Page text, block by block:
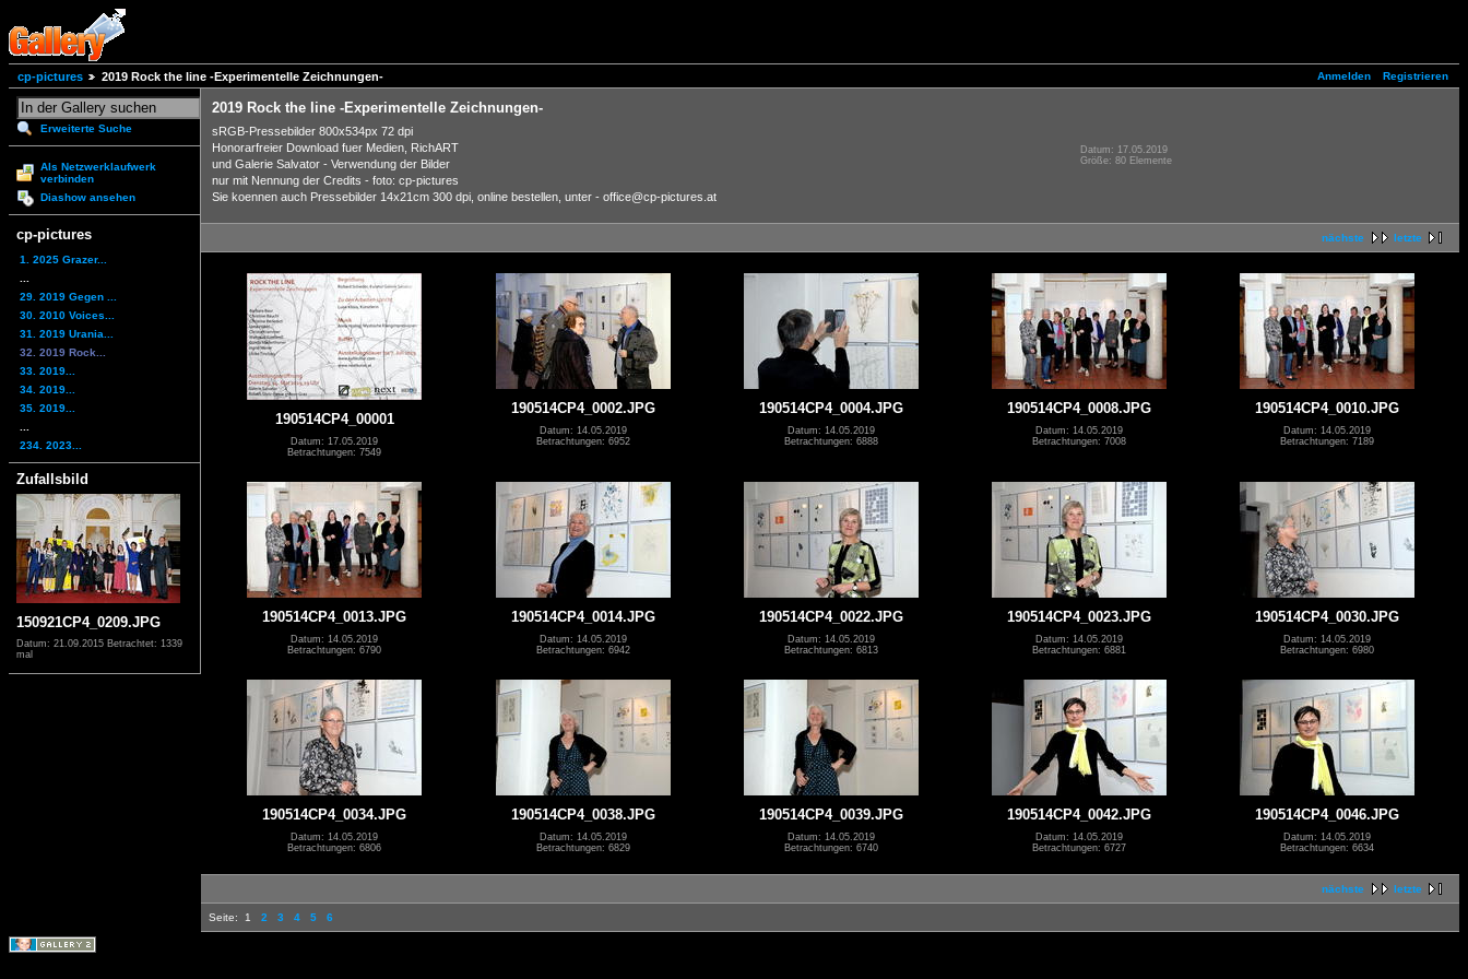
Anmelden Registrieren
cp-pictures 2019 Rock the line -Experimentelle Zeichnungen-
Erweiterte Suche
Als Netzwerklaufwerk
verbinden
Diashow ansehen
cp-pictures
1. 2025 Grazer...
29. 2019 Gegen ...
30. 2010 Voices...
31. 2019 Urania...
32. 2019 Rock...
33. 2019...
34. 2019...
35. 2019...
234. 2023...
Zufallsbild
150921CP4_0209.JPG
Datum: 21.09.2015 Betrachtet: 1339
mal
2019 Rock the line -Experimentelle Zeichnungen-
sRGB-Pressebilder 800x534px 72 dpi
Honorarfreier Download fuer Medien, RichART
und Galerie Salvator - Verwendung der Bilder
nur mit Nennung der Credits - foto: cp-pictures
Sie koennen auch Pressebilder 14x21cm 300 dpi, online bestellen, unter - office@cp-pictures.at
Datum: 17.05.2019
Größe: 80 Elemente
nächste letzte
190514CP4_00001
Datum: 17.05.2019
Betrachtungen: 7549
190514CP4_0002.JPG
Datum: 14.05.2019
Betrachtungen: 6952
190514CP4_0004.JPG
Datum: 14.05.2019
Betrachtungen: 6888
190514CP4_0008.JPG
Datum: 14.05.2019
Betrachtungen: 7008
190514CP4_0010.JPG
Datum: 14.05.2019
Betrachtungen: 7189
190514CP4_0013.JPG
Datum: 14.05.2019
Betrachtungen: 6790
190514CP4_0014.JPG
Datum: 14.05.2019
Betrachtungen: 6942
190514CP4_0022.JPG
Datum: 14.05.2019
Betrachtungen: 6813
190514CP4_0023.JPG
Datum: 14.05.2019
Betrachtungen: 6881
190514CP4_0030.JPG
Datum: 14.05.2019
Betrachtungen: 6980
190514CP4_0034.JPG
Datum: 14.05.2019
Betrachtungen: 6806
190514CP4_0038.JPG
Datum: 14.05.2019
Betrachtungen: 6829
190514CP4_0039.JPG
Datum: 14.05.2019
Betrachtungen: 6740
190514CP4_0042.JPG
Datum: 14.05.2019
Betrachtungen: 6727
190514CP4_0046.JPG
Datum: 14.05.2019
Betrachtungen: 6634
nächste letzte
Seite: 1 2 3 4 5 6